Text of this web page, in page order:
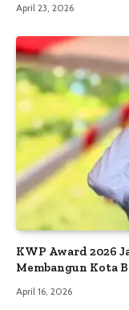
April 23, 2026
KWP Award 2026
Membangun Kota
April 16, 2026